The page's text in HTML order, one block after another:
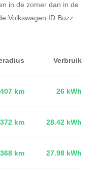
in de zomer dan in de
Volkswagen ID.Buzz
Verbruik
407 km 26 kWh
372 km 28.42 kWh
368 km 27.98 kWh